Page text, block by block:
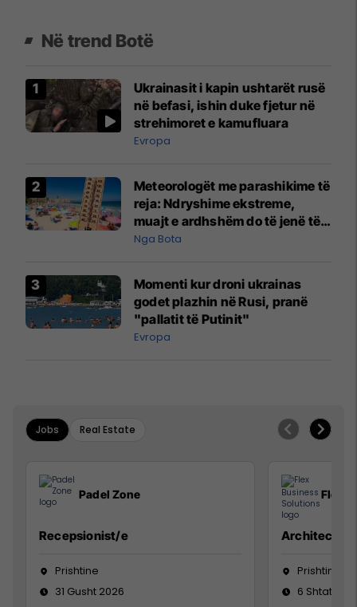
Në trend Botë
Ukrainasit i kapin ushtarët rusë
në befasi, ishin duke fjetur në
strehimoret e kamufluara
Evropa
Meteorologët me parashikime të
reja: Ndryshime ekstreme,
muajt e ardhshëm do të jenë të
pazakontë
Nga Bota
Momenti kur droni ukrainas
godet plazhin në Rusi, pranë
"pallatit të Putinit"
Evropa
Jobs Real Estate
Padel Zone
Recepsionist/e
Prishtine
31 Gusht 2026
Flex
Architect
Prishtinë
6 Shtator